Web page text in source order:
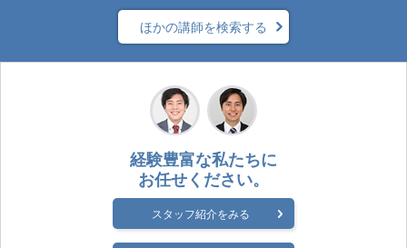
ほかの講師を検索する
経験豊富な私たちに
お任せください。
スタッフ紹介をみる